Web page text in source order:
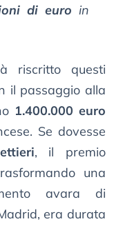
di euro in
riscritto questi
il passaggio alla
1.400.000 euro
Se dovesse
, il premio
una
avara di
era durata